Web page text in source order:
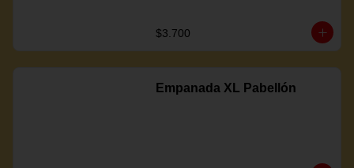
$3.700
Empanada XL Pabellón